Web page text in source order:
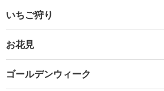
いちご狩り
お花見
ゴールデンウィーク